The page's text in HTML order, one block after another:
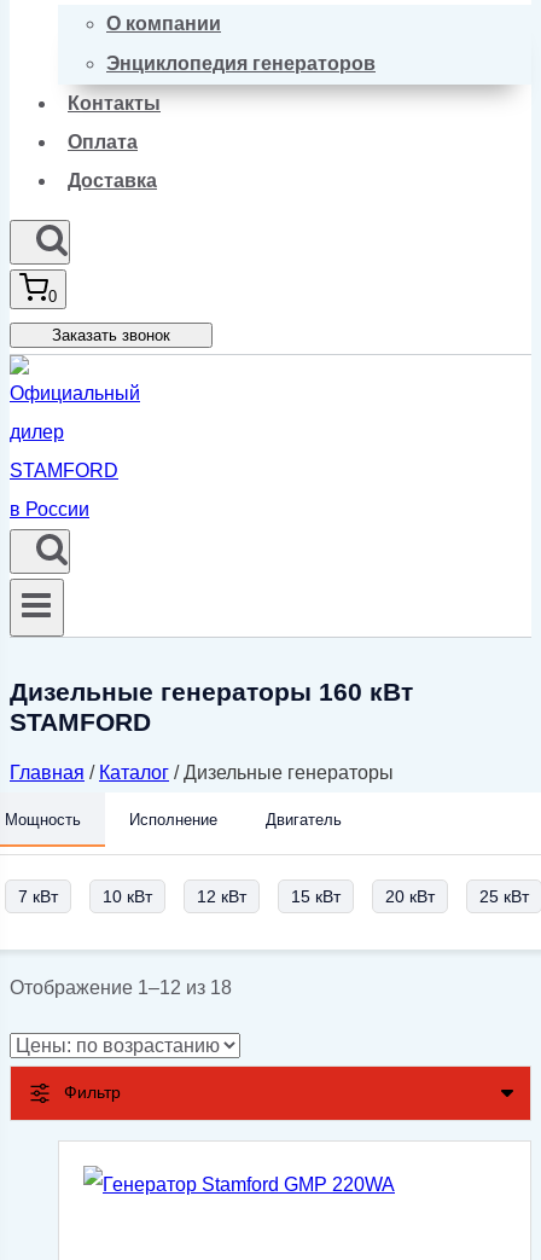
О компании
Энциклопедия генераторов
Контакты
Оплата
Доставка
0
Заказать звонок
Дизельные генераторы 160 кВт
STAMFORD
Главная / Каталог / Дизельные генераторы
Мощность Исполнение Двигатель
7 кВт 10 кВт 12 кВт 15 кВт 20 кВт 25 кВт
Отображение 1–12 из 18Цены:
возрастанию
Фильтр